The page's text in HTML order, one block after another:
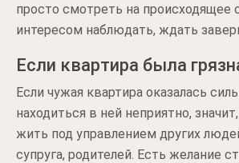
просто смотреть на происходящее
интересом наблюдать, ждать
Если квартира была
Если чужая квартира оказалась
находиться в ней неприятно,
жить под управлением других
супруга, родителей. Есть желание